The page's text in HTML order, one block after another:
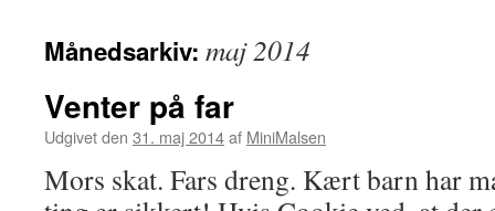
Månedsarkiv: maj 2014
Venter på far
Udgivet den 31. maj 2014af MiniMalsen
Mors skat. Fars dreng. Kært barn har